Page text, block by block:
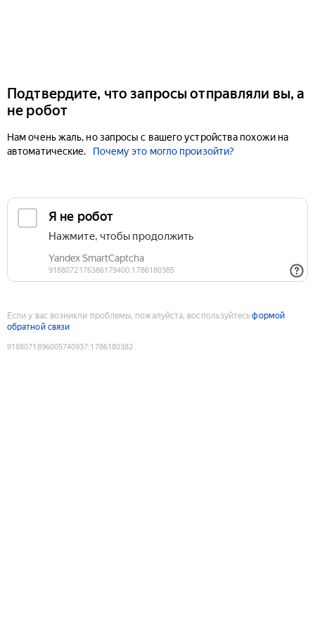
Подтвердите, что запросы отправляли вы, а
не робот
Нам очень жаль, но запросы с вашего устройства похожи на
автоматические.
Почему это могло произойти?
Если у вас возникли проблемы, пожалуйста, воспользуйтесьформой
обратной связи
9188071896005740937:1786180382